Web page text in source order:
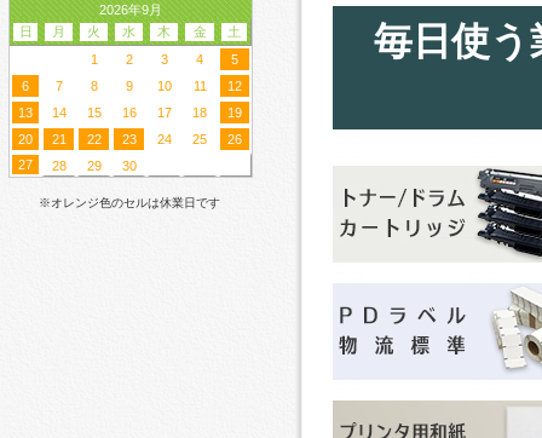
2026年9月
日
月 火 水 木 金
土
1
2 3 4
5
6
7 8 9 10 11
12
13
14 15 16 17 18
19
20
21 22 23 24 25
26
27
28 29 30
※オレンジ色のセルは休業日です
毎日使う